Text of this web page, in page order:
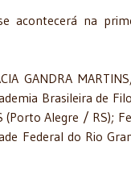
acontecerá na
GANDRA
Brasileira de
Alegre / RS);
Federal do Rio